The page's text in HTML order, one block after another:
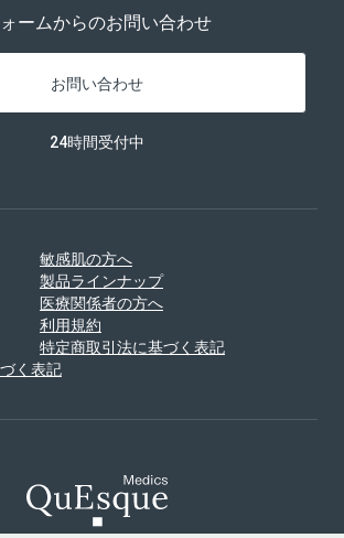
ームからのお問い合わせ
お問い合わせ
24時間受付中
敏感肌の方へ
製品ラインナップ
医療関係者の方へ
利用規約
特定商取引法に基づく表記
く表記